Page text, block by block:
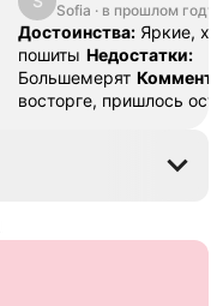
SE "Turf
Sofia · в прошлом году
Достоинства: Яркие,
пошиты Недостатки:
Большемерят
восторге, пришлось
38